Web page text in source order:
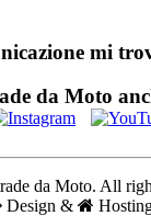
mi
da Moto
da Moto. All
Design &